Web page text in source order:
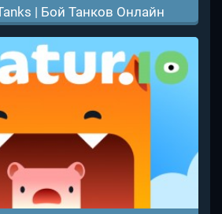
| Бой Танков Онлайн